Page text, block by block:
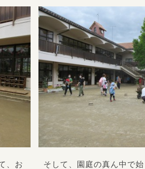
、お
そして、園庭の真ん中で